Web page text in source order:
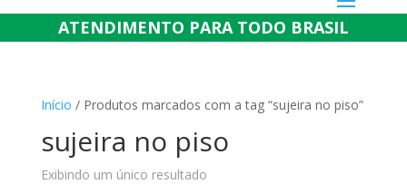
ATENDIMENTO PARA TODO BRASIL
Início / Produtos marcados com a tag “sujeira no piso”
sujeira no piso
Exibindo um único resultado